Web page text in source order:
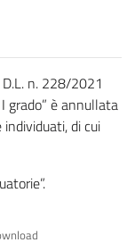
n. 228/2021
grado” è annullata
di cui